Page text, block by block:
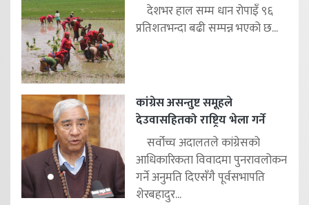
देशभर हाल सम्म धान रोपाइँ ९६
प्रतिशतभन्दा बढी सम्पन्न भएको छ...
कांग्रेस असन्तुष्ट समूहले
देउवासहितको राष्ट्रिय भेला गर्ने
सर्वोच्च अदालतले कांग्रेसको
आधिकारिकता विवादमा पुनरावलोकन
गर्ने अनुमति दिएसँगै पूर्वसभापति
शेरबहादुर...